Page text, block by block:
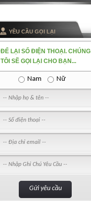
YỀU CẦU GỌI LẠI
ĐỂ LẠI SỐ ĐIỆN THOẠI. CHÚNG
TÔI SẼ GỌI LẠI CHO BẠN...
Nam Nữ